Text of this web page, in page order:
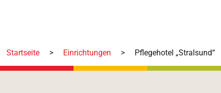
Startseite > Einrichtungen > Pflegehotel „Stralsund“